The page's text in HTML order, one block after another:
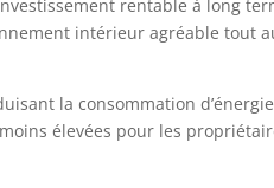
rentable à long
intérieur agréable tout
la consommation
élevées pour les